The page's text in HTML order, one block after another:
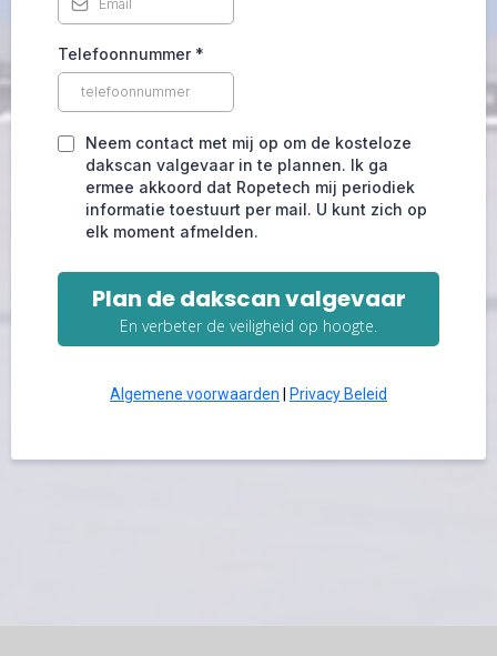
Telefoonnummer *
Neem contact met mij op om de kosteloze
dakscan valgevaar in te plannen. Ik ga
ermee akkoord dat Ropetech mij periodiek
informatie toestuurt per mail. U kunt zich op
elk moment afmelden.
Plan de dakscan valgevaar
En verbeter de veiligheid op hoogte.
Algemene voorwaarden Privacy Beleid